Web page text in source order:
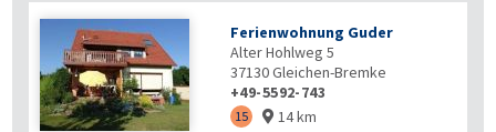
Ferienwohnung Guder
Alter Hohlweg 5
37130Gleichen-Bremke
+49-5592-743
15  14 km